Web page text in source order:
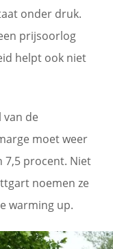
onder druk.
prijsoorlog
helpt ook niet
van de
moet weer
7,5 procent. Niet
noemen ze
warming up.